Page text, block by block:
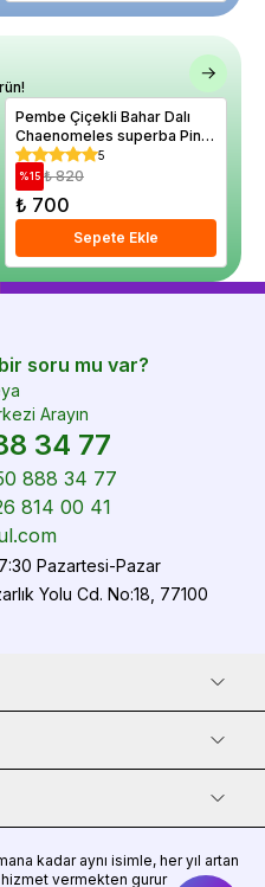
Pembe Çiçekli Bahar Dalı
Chaenomeles superba Pink
Lady 60 80 cm Saksıda
5
%15 ₺ 820
₺ 700
Sepete Ekle
soru mu var?
Arayın
34 77
888 34 77
814 00 41
Pazartesi-Pazar
Yolu Cd. No:18, 77100
kadar aynı isimle, her yıl artan
vermekten gurur